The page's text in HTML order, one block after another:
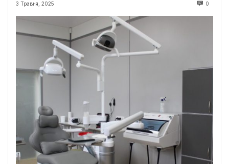
3 Травня, 2025 0